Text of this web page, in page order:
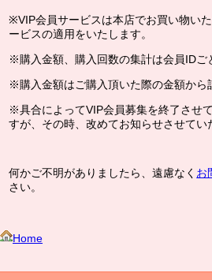
※VIP会員サービスは本店でお買い物い
ービスの適用をいたします。
※購入金額、購入回数の集計は会員IDご
※購入金額はご購入頂いた際の金額から
※具合によってVIP会員募集を終了させ
すが、その時、改めてお知らせさせてい
何かご不明がありましたら、遠慮なく お
さい。
Home